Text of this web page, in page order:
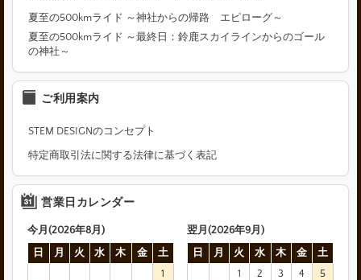
夏至の500kmライド ～神社からの帰路 エピローグ～
夏至の500kmライド ～最終日：鈴鹿スカイラインからのゴール
の神社～
ご利用案内
STEM DESIGNのコンセプト
特定商取引法に関する法律に基づく表記
営業日カレンダー
今月(2026年8月)
日
月 火 水 木 金
土
1
翌月(2026年9月)
日
月 火 水 木 金
土
1
2 3 4
5